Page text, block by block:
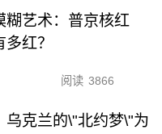
糊艺术：普京核红
红？
阅读 3866
乌克兰的\"北约梦\"为